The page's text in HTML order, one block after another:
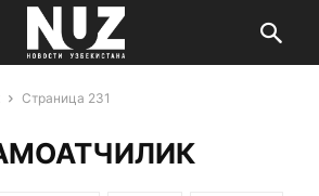
Страница 231